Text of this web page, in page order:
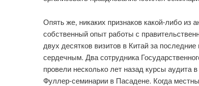
Опять же, никаких признаков какой-либо из
собственный опыт работы с
двух десятков визитов в Китай за
сердечным. Два сотрудника
провели несколько лет назад курсы аудита
Фуллер-семинарии в Пасадене. Когда